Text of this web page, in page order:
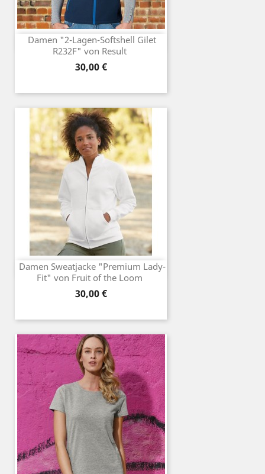
Damen "2-Lagen-Softshell Gilet
R232F" von Result
Preis
30,00 €
Damen Sweatjacke "Premium Lady-
Fit" von Fruit of the Loom
Preis
30,00 €